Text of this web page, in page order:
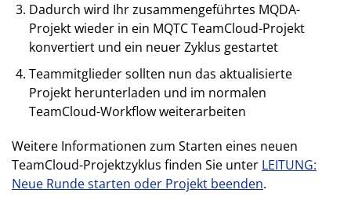
Dadurch wird Ihr zusammengeführtes MQDA-
Projekt wieder in ein MQTC TeamCloud-Projekt
konvertiert und ein neuer Zyklus gestartet
Teammitglieder sollten nun das aktualisierte
Projekt herunterladen und im normalen
TeamCloud-Workflow weiterarbeiten
Weitere Informationen zum Starten eines neuen
TeamCloud-Projektzyklus finden Sie unter LEITUNG:
Neue Runde starten oder Projekt beenden.